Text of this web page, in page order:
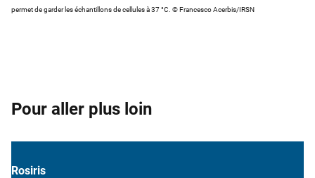
permet de garder les échantillons de cellules à 37 °C. © Francesco Acerbis/IRSN
Pour aller plus loin
Rosiris